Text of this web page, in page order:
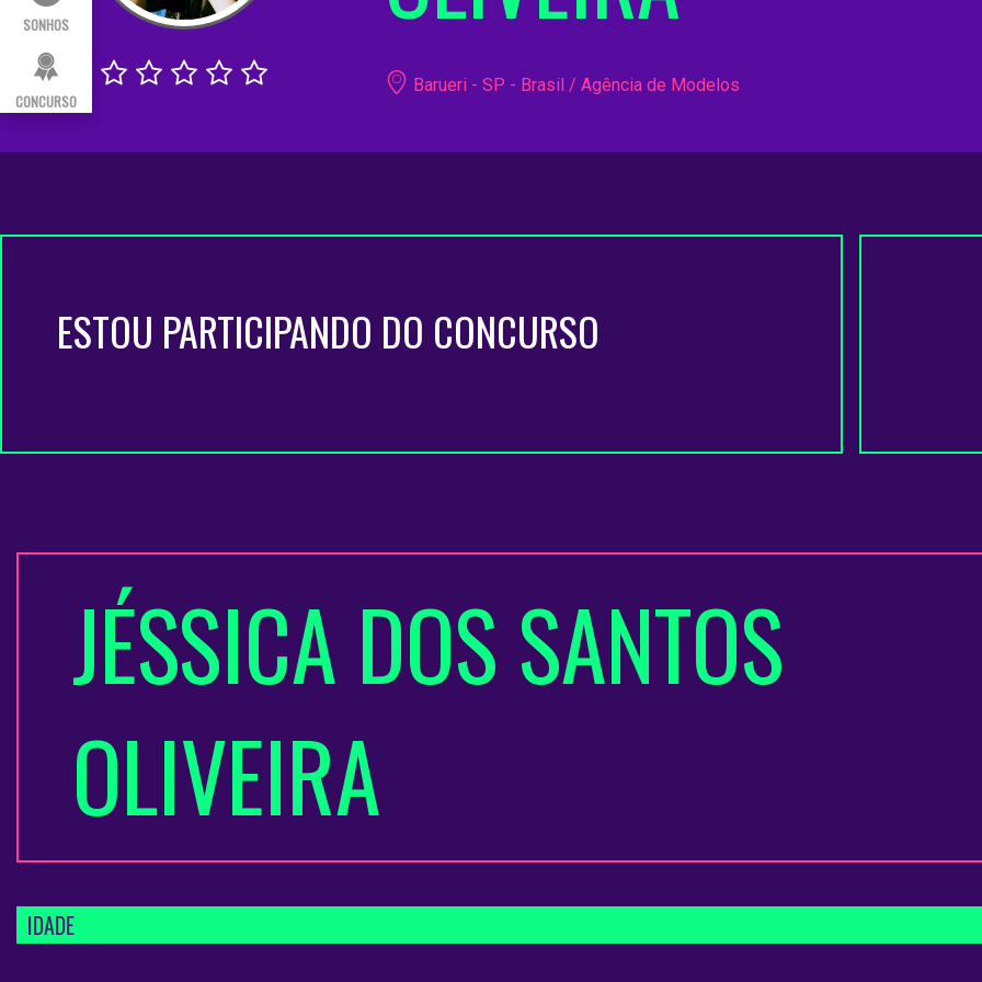
SONHOS
CONCURSO
Barueri - SP - Brasil / Agência de Modelos
ESTOU PARTICIPANDO DO CONCURSO
JÉSSICA DOS SANTOS
OLIVEIRA
IDADE